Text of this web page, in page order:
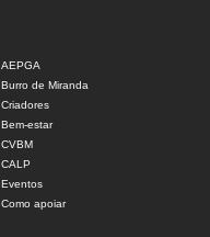
AEPGA
Burro de Miranda
Criadores
Bem-estar
CVBM
CALP
Eventos
Como apoiar